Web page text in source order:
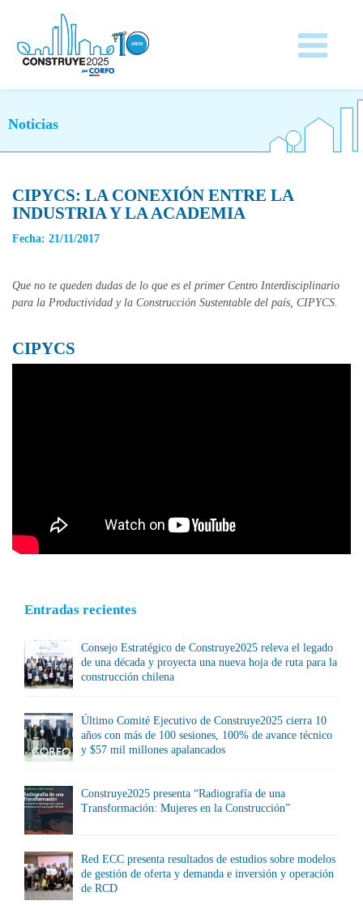
Noticias
CIPYCS: LA CONEXIÓN ENTRE LA
INDUSTRIA Y LA ACADEMIA
Fecha: 21/11/2017
Que no te queden dudas de lo que es el primer Centro Interdisciplinario
para la Productividad y la Construcción Sustentable del país, CIPYCS.
CIPYCS
Entradas recientes
Consejo Estratégico de Construye2025 releva el legado
de una década y proyecta una nueva hoja de ruta para la
construcción chilena
Último Comité Ejecutivo de Construye2025 cierra 10
años con más de 100 sesiones, 100% de avance técnico
y $57 mil millones apalancados
Construye2025 presenta “Radiografía de una
Transformación: Mujeres en la Construcción”
Red ECC presenta resultados de estudios sobre modelos
de gestión de oferta y demanda e inversión y operación
de RCD